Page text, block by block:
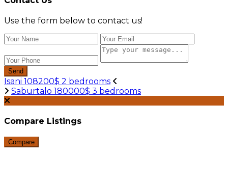
Use the form below to contact us!
Send
Isani 108200$ 2 bedrooms
Saburtalo 180000$ 3 bedrooms
Compare Listings
Compare